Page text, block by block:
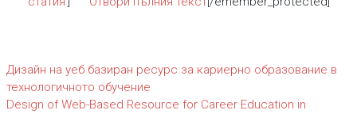
Дизайн на уеб базиран ресурс за кариерно образование в
технологичното обучение
Design of Web-Based Resource for Career Education in